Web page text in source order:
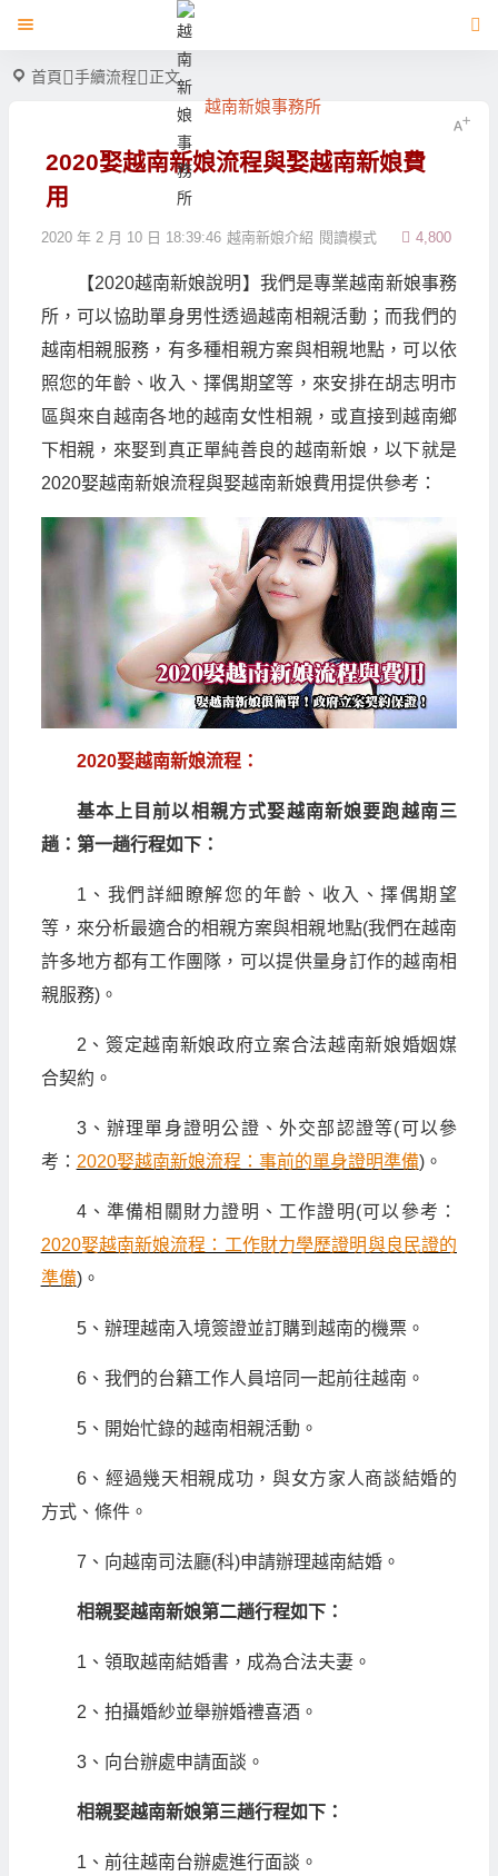
越南新娘事務所
首頁 手續流程 正文
2020娶越南新娘流程與娶越南新娘費
用
2020 年 2 月 10 日 18:39:46 越南新娘介紹 4,800
閱讀模式
【2020越南新娘說明】我們是專業越南新娘事務
所，可以協助單身男性透過越南相親活動；而我們的
越南相親服務，有多種相親方案與相親地點，可以依
照您的年齡、收入、擇偶期望等，來安排在胡志明市
區與來自越南各地的越南女性相親，或直接到越南鄉
下相親，來娶到真正單純善良的越南新娘，以下就是
2020娶越南新娘流程與娶越南新娘費用提供參考：
2020娶越南新娘流程：
基本上目前以相親方式娶越南新娘要跑越南三
趟：第一趟行程如下：
1、我們詳細瞭解您的年齡、收入、擇偶期望
等，來分析最適合的相親方案與相親地點(我們在越南
許多地方都有工作團隊，可以提供量身訂作的越南相
親服務)。
2、簽定越南新娘政府立案合法越南新娘婚姻媒
合契約。
3、辦理單身證明公證、外交部認證等(可以參
考： 2020娶越南新娘流程：事前的單身證明準備)。
4、準備相關財力證明、工作證明(可以參考：
2020娶越南新娘流程：工作財力學歷證明與良民證的
準備)。
5、辦理越南入境簽證並訂購到越南的機票。
6、我們的台籍工作人員培同一起前往越南。
5、開始忙錄的越南相親活動。
6、經過幾天相親成功，與女方家人商談結婚的
方式、條件。
7、向越南司法廳(科)申請辦理越南結婚。
相親娶越南新娘第二趟行程如下：
1、領取越南結婚書，成為合法夫妻。
2、拍攝婚紗並舉辦婚禮喜酒。
3、向台辦處申請面談。
相親娶越南新娘第三趟行程如下：
1、前往越南台辦處進行面談。